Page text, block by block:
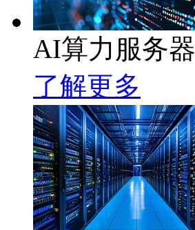
AI算力服务器
了解更多